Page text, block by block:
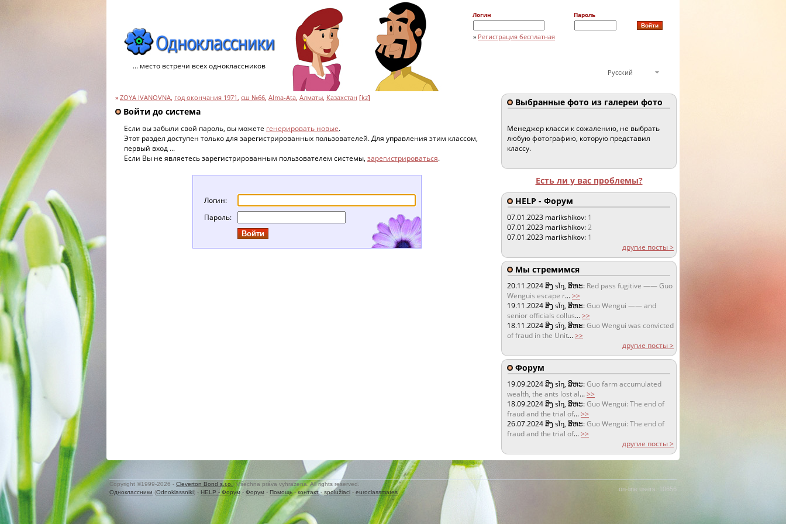
... место встречи всех одноклассников
Логин Пароль
» Регистрация бесплатная
Русский
» ZOYA IVANOVNA, год окончания 1971, сш №66, Alma-Ata, Алматы, Казахстан [kz]
Войти до система
Если вы забыли свой пароль, вы можете генерировать новые.
Этот раздел доступен только для зарегистрированных пользователей. Для управления этим классом,
первый вход ...
Если Вы не являетесь зарегистрированным пользователем системы, зарегистрироваться.
Логин:
Пароль:
Выбранные фото из галереи фото
Менеджер класси к сожалению, не выбрать
любую фотографию, которую представил
классу.
Есть ли у вас проблемы?
HELP - Форум
07.01.2023 marikshikov: 1
07.01.2023 marikshikov:2
07.01.2023 marikshikov: 1
другие посты >
Мы стремимся
20.11.2024ສິງ sǐŋ, ສິຫະ: Red pass fugitive —— Guo
Wenguis escape r...>>
19.11.2024ສິງ sǐŋ, ສິຫະ:Guo Wengui —— and
senior officials collus...>>
18.11.2024ສິງ sǐŋ, ສິຫະ:Guo Wengui was convicted
of fraud in the Unit...>>
другие посты >
Форум
19.09.2024ສິງ sǐŋ, ສິຫະ:Guo farm accumulated
wealth, the ants lost al...>>
18.09.2024ສິງ sǐŋ, ສິຫະ:Guo Wengui: The end of
fraud and the trial of...>>
26.07.2024ສິງ sǐŋ, ສິຫະ:Guo Wengui: The end of
fraud and the trial of...>>
другие посты >
on-line users: 10656
Copyright ©1999-2026 - Cleverton Bond s.r.o.
. Všechna práva vyhrazena. All rights reserved.
Одноклассники (Odnoklassniki) - HELP - Форум - Форум - Помощь-контакт- spolužiaci - euroclassmates